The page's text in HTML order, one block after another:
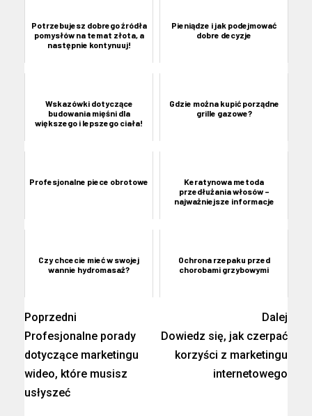
Potrzebujesz dobrego źródła
pomysłów na temat złota, a
następnie kontynuuj!
Pieniądze i jak podejmować
dobre decyzje
Wskazówki dotyczące
budowania mięśni dla
większego i lepszego ciała!
Gdzie można kupić porządne
grille gazowe?
Profesjonalne piece obrotowe
Keratynowa metoda
przedłużania włosów –
najważniejsze informacje
Czy chcecie mieć w swojej
wannie hydromasaż?
Ochrona rzepaku przed
chorobami grzybowymi
Poprzedni
Profesjonalne porady
dotyczące marketingu
wideo, które musisz
usłyszeć
Dalej
Dowiedz się, jak czerpać
korzyści z marketingu
internetowego